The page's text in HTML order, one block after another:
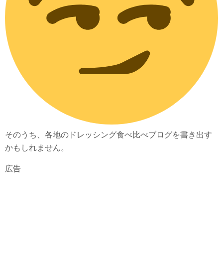
そのうち、各地のドレッシング食べ比べブログを書き出す
かもしれません。
広告